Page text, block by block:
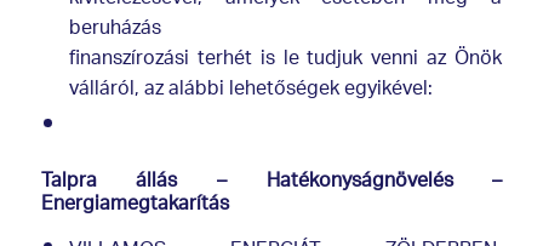
beruházás
finanszírozási terhét is le tudjuk venni az Önök
válláról, az alábbi lehetőségek egyikével:
Talpra állás – Hatékonyságnövelés –
Energiamegtakarítás